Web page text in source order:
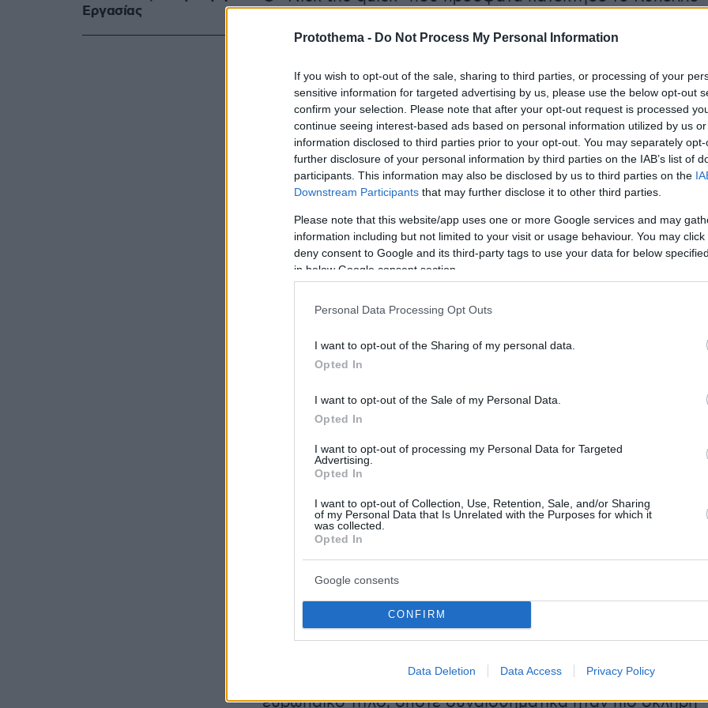
Protothema - Do Not Process My Personal Information
If you wish to opt-out of the sale, sharing to third parties, or processing of your
sensitive information for targeted advertising by us, please use the below opt-out
confirm your selection. Please note that after your opt-out request is processed
continue seeing interest-based ads based on personal information utilized by us
information disclosed to third parties prior to your opt-out. You may separately
further disclosure of your personal information by third parties on the IAB’s list of
participants. This information may also be disclosed by us to third parties on the
Downstream Participants that may further disclose it to other third parties.
Please note that this website/app uses one or more Google services and may
information including but not limited to your visit or usage behaviour. You may
deny consent to Google and its third-party tags to use your data for below
in below Google consent section.
Personal Data Processing Opt Outs
I want to opt-out of the Sharing of my personal data.
Opted In
I want to opt-out of the Sale of my Personal Data.
Opted In
I want to opt-out of processing my Personal Data for Targeted
Advertising.
Opted In
I want to opt-out of Collection, Use, Retention, Sale, and/or Sharing
of my Personal Data that Is Unrelated with the Purposes for which it
was collected.
Opted In
Google consents
CONFIRM
Data Deletion Data Access Privacy Policy
αποχώρησής του το περασμένο καλοκαίρι, αναφέρθηκε
σελίδα της καριέρας, αλλά και για όσα συμβαίνουν φέτος
στην πρώην ομάδα του.
Όλα αυτά και άλλα πολλά στο video που ακολουθεί:
από ΠΑΟ;
«Νομίζω πως ναι, ίσως γιατί ήμουν προετοιμασμένος
σχετικά με την κατεύθυνση που θα είχε ο σύλλογος το
μου δύο συνεχόμενες συμμετοχές σε Final 4 και έναν
ευρωπαϊκό τίτλο, οπότε συναισθηματικά ήταν πιο σκληρή
Eργασίας